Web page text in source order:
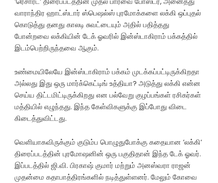
வாராந்திர ஹாட்ஸ்டார் ஸ்பெஷல்ஸ் புரமோக்களை லக்கி ஒப்புதல்
கொடுத்து தனது காலடி சுவட்டையும் அதில் பதித்தது
போன்றவை லக்கியின் டேக் ஓவரில் இன்ஸ்டாகிராம் பக்கத்தில்
இடம்பெற்றிருந்தவை ஆகும்.
உண்மையிலேயே இன்ஸ்டாகிராம் பக்கம் முடக்கப்பட்டிருக்கிறதா
அல்லது இது ஒரு மார்க்கெட்டிங் உத்தியா? அடுத்து லக்கி என்ன
செய்ய திட்டமிட்டிருக்கிறது என பல்வேறு குழப்பங்கள் ரசிகர்கள்
மத்தியில் எழுந்தது. இந்த கேள்விகளுக்கு இப்போது விடை
கிடைத்துவிட்டது.
வெளியாகவிருக்கும் குடும்ப பொழுதுபோக்கு கதையான ’லக்கி’
திரைப்படத்தின் புரமோஷனின் ஒரு பகுதிதான் இந்த டேக் ஓவர்.
இப்படத்தில் ஜி.வி. பிரகாஷ் குமார் மற்றும் அனஸ்வரா ராஜன்
முதன்மை கதாபாத்திரங்களில் நடித்துள்ளனர். மேலும் கோவை